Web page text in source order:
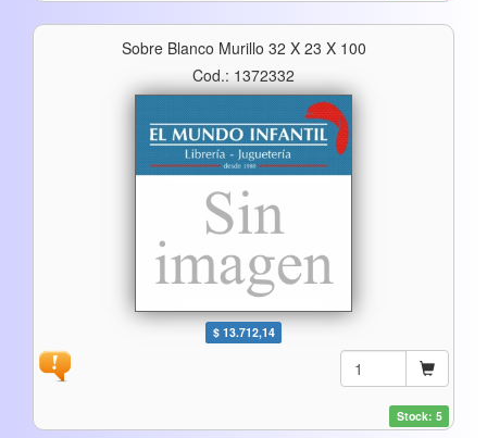
Sobre Blanco Murillo 32 X 23 X 100
Cod.: 1372332
$ 13.712,14
Stock: 5